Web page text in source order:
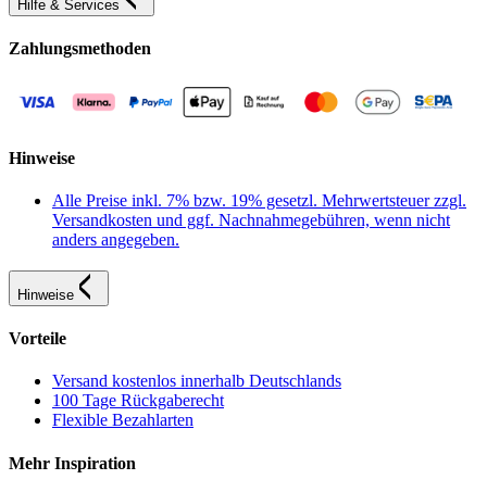
Hilfe & Services
Zahlungsmethoden
Hinweise
Alle Preise inkl. 7% bzw. 19% gesetzl. Mehrwertsteuer zzgl.
Versandkosten und ggf. Nachnahmegebühren, wenn nicht
anders angegeben.
Hinweise
Vorteile
Versand kostenlos innerhalb Deutschlands
100 Tage Rückgaberecht
Flexible Bezahlarten
Mehr Inspiration